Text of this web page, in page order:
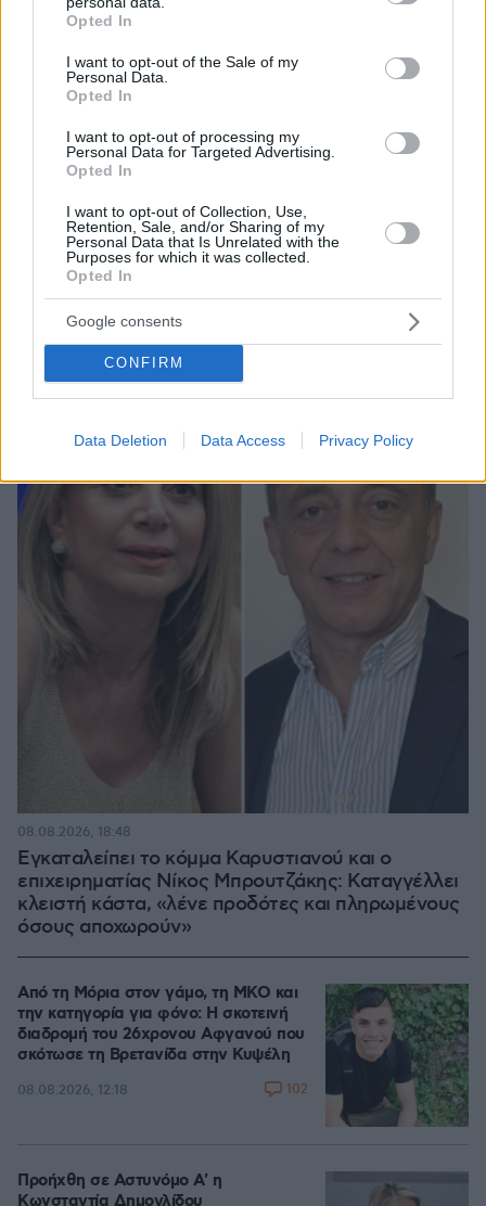
grant or deny consent to Google and its third-party tags to
use your data for below specified purposes in below Google
consent section.
Opted In
I want to opt-out of the Sale of my
Personal Data.
Opted In
I want to opt-out of processing my
Personal Data for Targeted Advertising.
Opted In
I want to opt-out of Collection, Use,
Retention, Sale, and/or Sharing of my
Personal Data that Is Unrelated with the
Purposes for which it was collected.
Opted In
Google consents
CONFIRM
Data Deletion Data Access Privacy Policy
Μυστήριο 3.500 ετών στη Σαντορίνη: Ο 15χρονος
που δεν πρόλαβε να ξεφύγει από το τσουνάμι
μπορεί ν' αλλάξει τη χρονολογία της μεγάλης
έκρηξης
08.08.2026, 18:08
Εγκαταλείπει το κόμμα Καρυστιανού και ο
επιχειρηματίας Νίκος Μπρουτζάκης: Καταγγέλλει
κλειστή κάστα, «λένε προδότες και πληρωμένους
όσους αποχωρούν»
08.08.2026, 18:48
Από τη Μόρια στον γάμο, τη ΜΚΟ και
την κατηγορία για φόνο: Η σκοτεινή
διαδρομή του 26χρονου Αφγανού που
σκότωσε τη Βρετανίδα στην Κυψέλη
08.08.2026, 12:18 102
Προήχθη σε Αστυνόμο Α' η
Κωνσταντία Δημογλίδου